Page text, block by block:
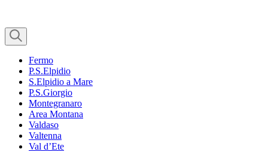
Fermo
P.S.Elpidio
S.Elpidio a Mare
P.S.Giorgio
Montegranaro
Area Montana
Valdaso
Valtenna
Val d’Ete